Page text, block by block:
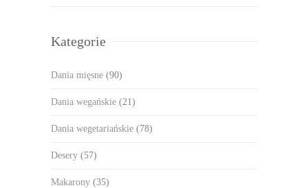
Kategorie
Dania mięsne (90)
Dania wegańskie (21)
Dania wegetariańskie (78)
Desery (57)
Makarony (35)